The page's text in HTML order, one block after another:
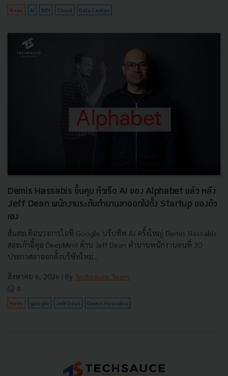
News AI BOI Cloud Data Center
Demis Hassabis ขึ้นคุม หัวเรือ AI ของ Alphabet แล้ว หลัง
Jeff Dean พนักงานระดับตำนานลาออกไปตั้ง Startup ของตัว
เอง
สั่นสะเทือนวงการไอที Google ปรับทัพ AI ครั้งใหญ่ Demis Hassabis
สละเก้าอี้คุม DeepMind ด้าน Jeff Dean ตำนานพนักงานคนที่ 30
ประกาศลาออกตั้งบริษัทใหม่...
สิงหาคม 6, 2026 | By Techsauce Team
0
News google Jeff Dean Demis Hassabis